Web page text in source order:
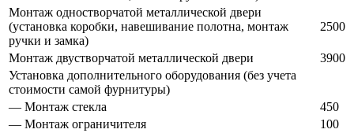
Монтаж одностворчатой металлической двери
(установка коробки, навешивание полотна, монтаж
ручки и замка)
2500
Монтаж двустворчатой металлической двери
3900
Установка дополнительного оборудования (без учета
стоимости самой фурнитуры)
— Монтаж стекла
450
— Монтаж ограничителя
100